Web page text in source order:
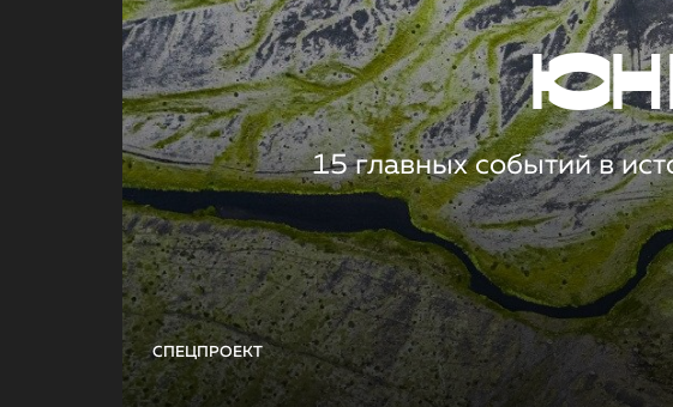
СПЕЦПРОЕКТ
15 главных событий в